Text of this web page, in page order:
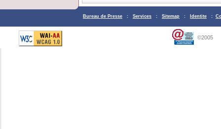
Bureau de Presse : Services : Sitemap : Identite :
©2005